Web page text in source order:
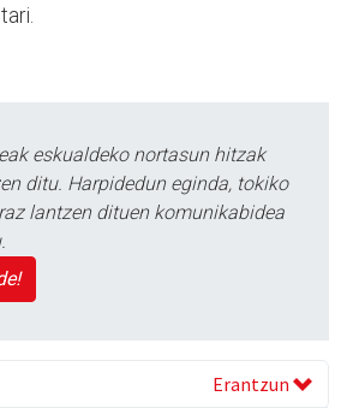
eskualdeko nortasun hitzak
ditu. Harpidedun eginda, tokiko
lantzen dituen komunikabidea
Erantzun